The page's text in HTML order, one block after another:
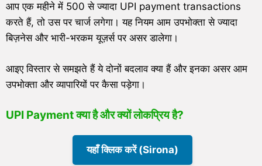
आप एक महीने में 500 से ज्यादा UPI payment transactions
करते हैं, तो उस पर चार्ज लगेगा। यह नियम आम उपभोक्ता से ज्यादा
बिज़नेस और भारी-भरकम यूज़र्स पर असर डालेगा।
आइए विस्तार से समझते हैं ये दोनों बदलाव क्या हैं और इनका असर आम
उपभोक्ता और व्यापारियों पर कैसा पड़ेगा।
UPI Payment क्या है और क्यों लोकप्रिय है?
यहाँ क्लिक करें (Sirona)